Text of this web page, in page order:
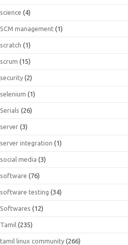
science (4)
SCM management (1)
scratch (1)
scrum (15)
security (2)
selenium (1)
Serials (26)
server (3)
server integration (1)
social media (3)
software (76)
software testing (34)
Softwares (12)
Tamil (235)
tamil linux community (266)